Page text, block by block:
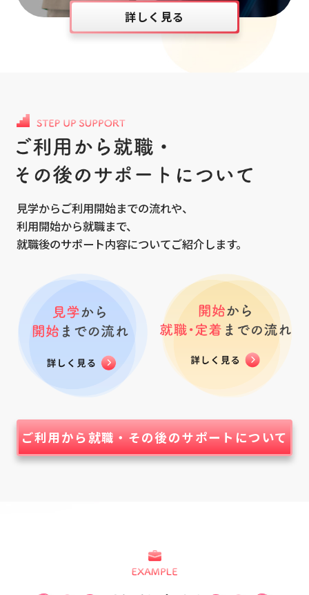
詳しく見る
見学からご利用開始までの流れや、
利用開始から就職まで、
就職後のサポート内容についてご紹介します。
ご利用から就職・その後のサポートについて